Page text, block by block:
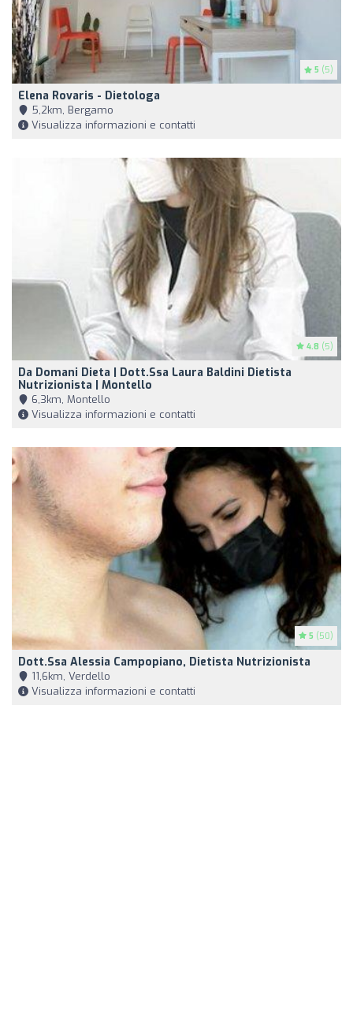
5 (5)
Elena Rovaris - Dietologa
5,2km, Bergamo
Visualizza informazioni e contatti
4.8 (5)
Da Domani Dieta | Dott.ssa Laura Baldini Dietista
Nutrizionista | Montello
6,3km, Montello
Visualizza informazioni e contatti
5 (50)
Dott.ssa Alessia Campopiano, Dietista Nutrizionista
11,6km, Verdello
Visualizza informazioni e contatti